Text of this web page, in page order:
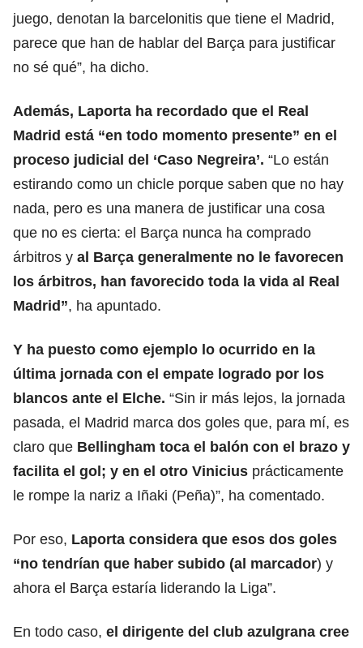
juego, denotan la barcelonitis que tiene el Madrid,
parece que han de hablar del Barça para justificar
no sé qué”, ha dicho.
Además, Laporta ha recordado que el Real
Madrid está “en todo momento presente” en el
proceso judicial del ‘Caso Negreira’. “Lo están
estirando como un chicle porque saben que no hay
nada, pero es una manera de justificar una cosa
que no es cierta: el Barça nunca ha comprado
árbitros y al Barça generalmente no le favorecen
los árbitros, han favorecido toda la vida al Real
Madrid”, ha apuntado.
Y ha puesto como ejemplo lo ocurrido en la
última jornada con el empate logrado por los
blancos ante el Elche. “Sin ir más lejos, la jornada
pasada, el Madrid marca dos goles que, para mí, es
claro que Bellingham toca el balón con el brazo y
facilita el gol; y en el otro Vinicius prácticamente
le rompe la nariz a Iñaki (Peña)”, ha comentado.
Por eso, Laporta considera que esos dos goles
“no tendrían que haber subido (al marcador) y
ahora el Barça estaría liderando la Liga”.
En todo caso, el dirigente del club azulgrana cree